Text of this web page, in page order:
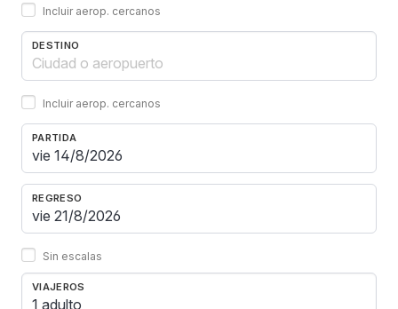
Incluir aerop. cercanos
DESTINO
Incluir aerop. cercanos
PARTIDA
REGRESO
Sin escalas
VIAJEROS
1 adulto